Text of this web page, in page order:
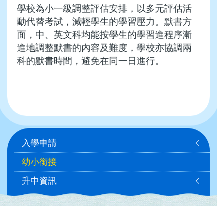
學校為小一級調整評估安排，以多元評估活
動代替考試，減輕學生的學習壓力。默書方
面，中、英文科均能按學生的學習進程序漸
進地調整默書的內容及難度，學校亦協調兩
科的默書時間，避免在同一日進行。
Main
navigation
入學申請
幼小銜接
升中資訊